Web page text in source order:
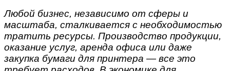
Любой бизнес, независимо от сферы и
масштаба, сталкивается с необходимостью
тратить ресурсы. Производство продукции,
оказание услуг, аренда офиса или даже
закупка бумаги для принтера — все это